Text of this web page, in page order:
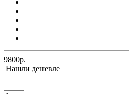
9800р.
Нашли дешевле